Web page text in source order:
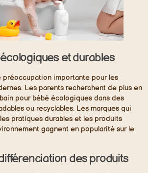
et durables
préoccupation importante pour les
Les parents recherchent de plus en
pour bébé écologiques dans des
ou recyclables. Les marques qui
pratiques durables et les produits
gagnent en popularité sur le
des produits